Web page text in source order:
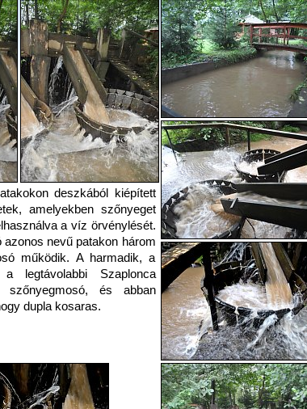
deszkából kiépített
amelyekben szőnyeget
a víz örvénylését.
azonos nevű patakon három
működik. A harmadik, a
legtávolabbi Szaplonca
szőnyegmosó, és abban
dupla kosaras.